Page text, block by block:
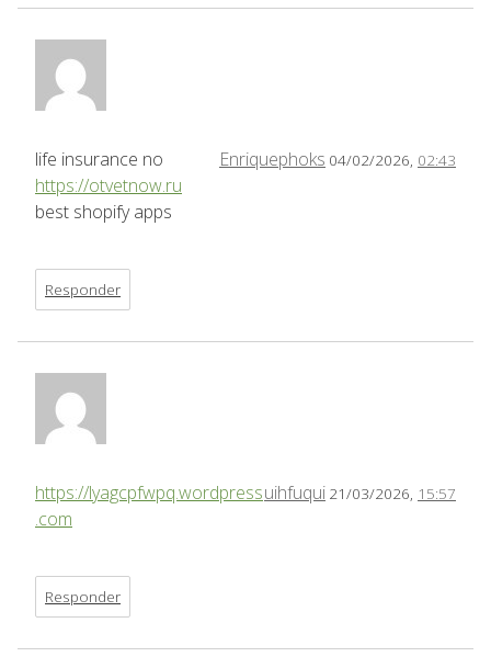
Enriquephoks 04/02/2026, 02:43
life insurance no
https://otvetnow.ru
best shopify apps
Responder
uihfuqui 21/03/2026, 15:57
https://lyagcpfwpq.wordpress
.com
Responder